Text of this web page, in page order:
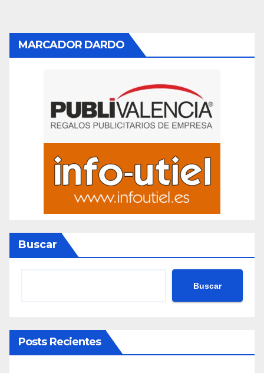
entradas
MARCADOR DARDO
Buscar
Buscar
Posts Recientes